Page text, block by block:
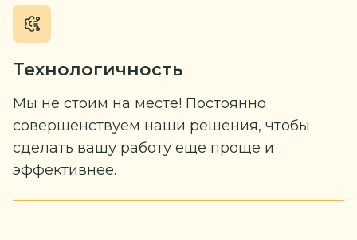
Технологичность
Мы не стоим на месте! Постоянно
совершенствуем наши решения, чтобы
сделать вашу работу еще проще и
эффективнее.